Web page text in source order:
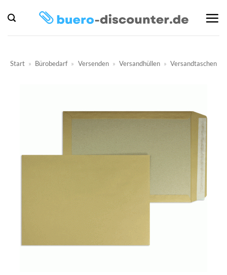
Inhalt
springen
Start » Bürobedarf » Versenden » Versandhüllen » Versandtaschen